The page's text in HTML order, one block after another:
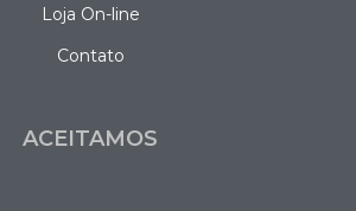
Loja On-line
Contato
ACEITAMOS